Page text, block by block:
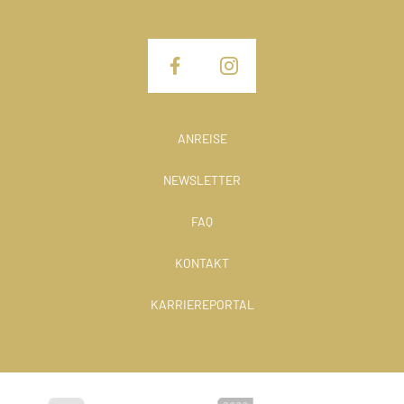
ANREISE
NEWSLETTER
FAQ
KONTAKT
KARRIEREPORTAL